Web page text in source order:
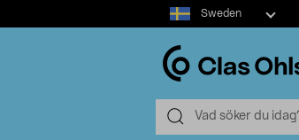
Select
market
Sweden